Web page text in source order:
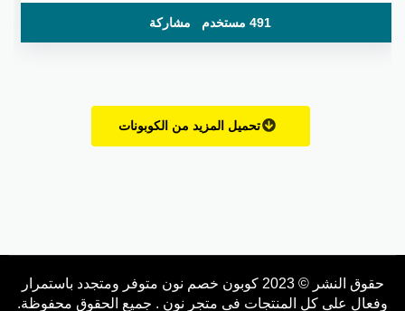
491 مستخدم مشاركة
تحميل المزيد من الكوبونات
حقوق النشر © 2023 كوبون خصم نون متوفر ومتجدد باستمرار
وفعال على كل المنتجات فى متجر نون . جميع الحقوق محفوظة.